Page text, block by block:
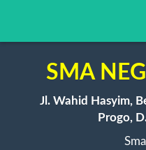
SMA
Jl. Wahid Hasyim,
Progo,